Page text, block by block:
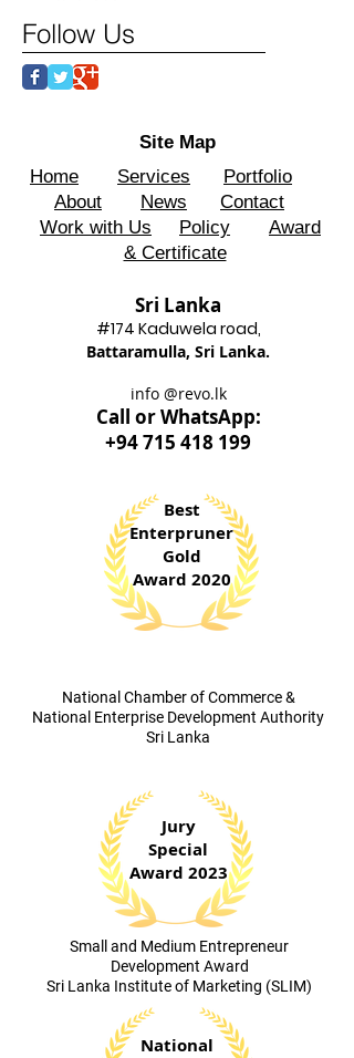
Follow Us
Site Map
Home
Services
Portfolio
About
News
Contact
Work with Us
Policy
Award
& Certificate
Sri Lanka
#174 Kaduwela road,
Battaramulla, Sri Lanka.
info @revo.lk
Call or WhatsApp:
+94 715 418 199
Best
Enterpruner
Gold
Award 2020
​National Chamber of Commerce &
National Enterprise Development Authority
Sri Lanka
Jury
Special
Award 2023
​Small and Medium Entrepreneur
Development Award
Sri Lanka Institute of Marketing (SLIM)
National